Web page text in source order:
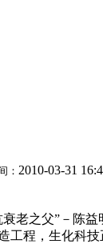
： 2010-03-31
老之父”－陈
程，生化科